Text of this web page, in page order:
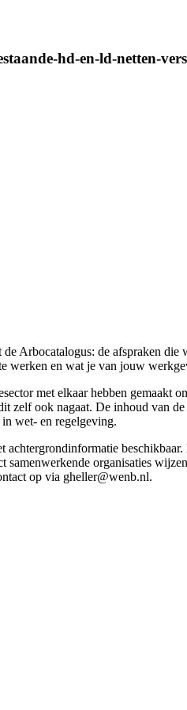
hd-en-ld-netten-
Arbocatalogus: de afspraken
werken en wat je van jouw
met elkaar hebben
zelf ook nagaat. De inhoud van
wet- en regelgeving.
organisaties
op via gheller@wenb.nl.